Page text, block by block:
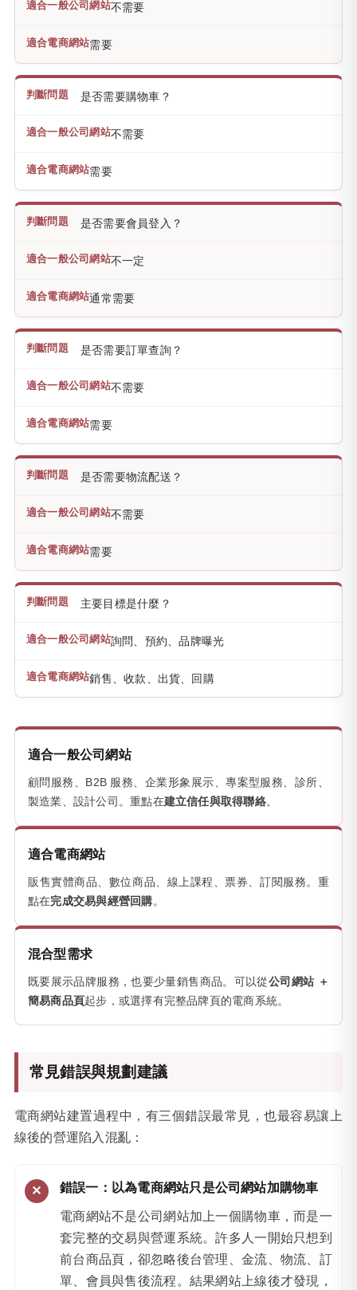
不需要
需要
是否需要購物車？
不需要
需要
是否需要會員登入？
不一定
通常需要
是否需要訂單查詢？
不需要
需要
是否需要物流配送？
不需要
需要
主要目標是什麼？
詢問、預約、品牌曝光
銷售、收款、出貨、回購
適合一般公司網站
顧問服務、B2B 服務、企業形象展示、專案型服務、診所、
製造業、設計公司。重點在建立信任與取得聯絡。
適合電商網站
販售實體商品、數位商品、線上課程、票券、訂閱服務。重
點在完成交易與經營回購。
混合型需求
既要展示品牌服務，也要少量銷售商品。可以從公司網站 ＋
簡易商品頁起步，或選擇有完整品牌頁的電商系統。
常見錯誤與規劃建議
電商網站建置過程中，有三個錯誤最常見，也最容易讓上
線後的營運陷入混亂：
錯誤一：以為電商網站只是公司網站加購物車
電商網站不是公司網站加上一個購物車，而是一
套完整的交易與營運系統。許多人一開始只想到
前台商品頁，卻忽略後台管理、金流、物流、訂
單、會員與售後流程。結果網站上線後才發現，